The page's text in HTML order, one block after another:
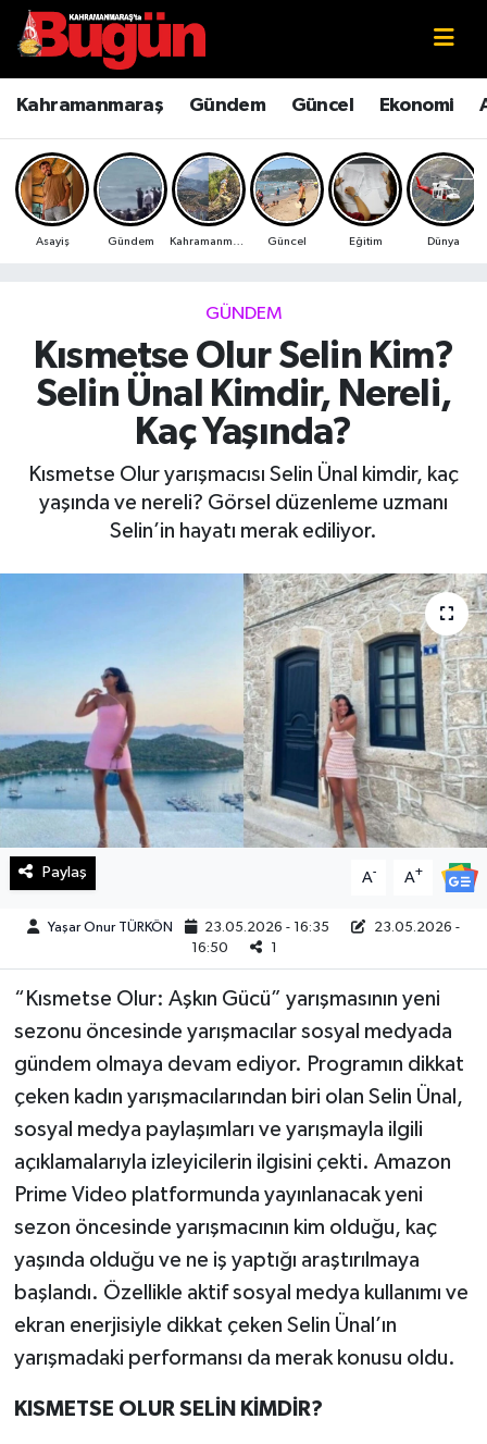
Kahramanmaraş Gündem Güncel Ekonomi
Asayiş Gündem Güncel Eğitim Dünya
GÜNDEM
Kısmetse Olur Selin Kim?
Selin Ünal Kimdir, Nereli,
Kaç Yaşında?
Kısmetse Olur yarışmacısı Selin Ünal kimdir, kaç
yaşında ve nereli? Görsel düzenleme uzmanı
Selin’in hayatı merak ediliyor.
Paylaş A- A+
Yaşar Onur TÜRKÖN 23.05.2026 - 16:35
23.05.2026 -
16:50
1
“Kısmetse Olur: Aşkın Gücü” yarışmasının yeni
sezonu öncesinde yarışmacılar sosyal medyada
gündem olmaya devam ediyor. Programın dikkat
çeken kadın yarışmacılarından biri olan Selin Ünal,
sosyal medya paylaşımları ve yarışmayla ilgili
açıklamalarıyla izleyicilerin ilgisini çekti. Amazon
Prime Video platformunda yayınlanacak yeni
sezon öncesinde yarışmacının kim olduğu, kaç
yaşında olduğu ve ne iş yaptığı araştırılmaya
başlandı. Özellikle aktif sosyal medya kullanımı ve
ekran enerjisiyle dikkat çeken Selin Ünal’ın
yarışmadaki performansı da merak konusu oldu.
KISMETSE OLUR SELİN KİMDİR?
Kahramanmaraş
Kahramanmaraş Sokak Röportajları
Bilim ve Teknoloji
Çevre
Ekonomi
Güncel
Haberde İnsan
Manşet Altı
Manşetler
Resmi İlan
Sağlık
SürManşet
Teknoloji
KAHRAMANMARAŞ
Kahramanmaraş Nöbetçi Eczaneler
Kahramanmaraş Hava Durumu
Kahramanmaraş Namaz Vakitleri
Kahramanmaraş Trafik Yoğunluk Haritası
Süper Lig Puan Durumu ve Fikstür
Tüm Manşetler
Son Dakika Haberleri
Haber Arşivi